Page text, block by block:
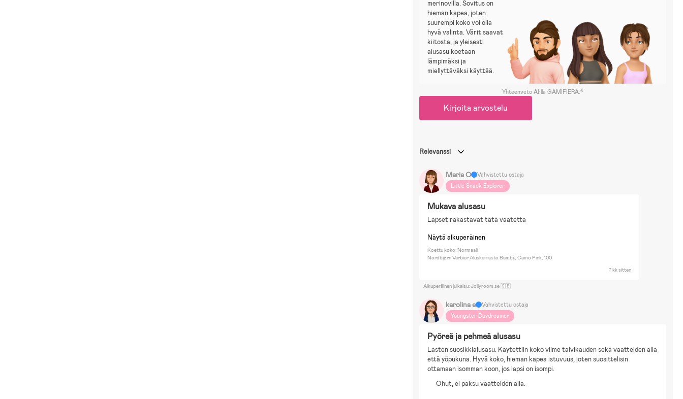
merinovilla. Sovitus on
hieman kapea, joten
suurempi koko voi olla
hyvä valinta. Värit saavat
kiitosta, ja yleisesti
alusasu koetaan
lämpimäksi ja
miellyttäväksi käyttää.
Yhteenveto AI:lla GAMIFIERA.®
Kirjoita arvostelu
Relevanssi
Maria O
Vahvistettu ostaja
Little Snack Explorer
Mukava alusasu
Lapset rakastavat tätä vaatetta
Näytä alkuperäinen
Koettu koko: Normaali
Nordbjørn Verbier Aluskerrasto Bambu, Camo Pink, 100
7 kk sitten
Alkuperäinen julkaisu: Jollyroom.se 🇸🇪
karolina e
Vahvistettu ostaja
Youngster Daydreamer
Pyöreä ja pehmeä alusasu
Lasten suosikkialusasu. Käytettiin koko viime talvikauden sekä vaatteiden alla
että yöpukuna. Hyvä koko, hieman kapea istuvuus, joten suosittelisin
ottamaan isomman koon, jos lapsi on isompi.
Ohut, ei paksu vaatteiden alla.